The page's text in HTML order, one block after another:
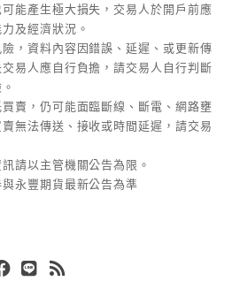
能產生極大損失，交易人於開戶前應
及經濟狀況。
，資料內容因錯誤、延遲、或更新傳
易人應自行負擔，請交易人自行判斷
賣，仍可能面臨斷線、斷電、網路壅
無法傳送、接收或時間延遲，請交易
請以主管機關公告為限。
永豐期貨最新公告為準